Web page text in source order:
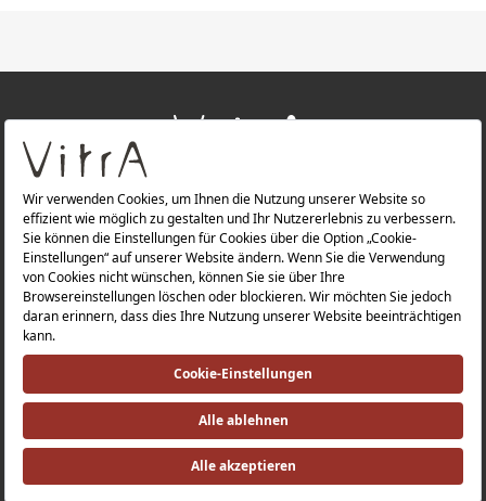
ÜBER UNS
PRODUKTE
Datenschutzerklärung |Impressum |
Investorenbeziehung |